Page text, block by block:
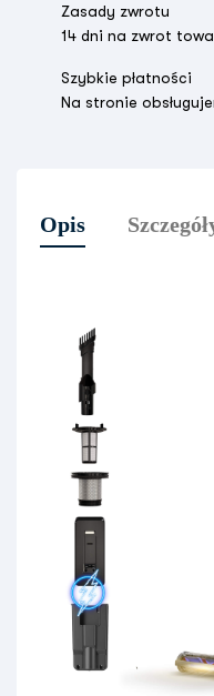
Zasady zwrotu
14 dni na zwrot
Szybkie płatności
Na stronie
Opis